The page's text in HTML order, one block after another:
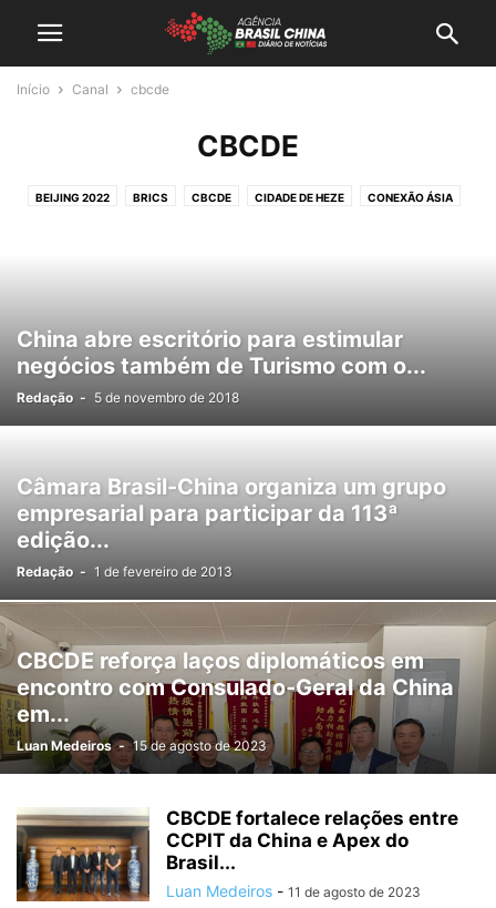
Início Canal cbcde
CBCDE
BEIJING 2022 BRICS CBCDE CIDADE DE HEZE CONEXÃO ÁSIA
China abre escritório para estimular
negócios também de Turismo com o...
Redação - 5 de novembro de 2018
Câmara Brasil-China organiza um grupo
empresarial para participar da 113ª
edição...
Redação - 1 de fevereiro de 2013
CBCDE reforça laços diplomáticos em
encontro com Consulado-Geral da China
em...
Luan Medeiros - 15 de agosto de 2023
CBCDE fortalece relações entre
CCPIT da China e Apex do
Brasil...
Luan Medeiros - 11 de agosto de 2023